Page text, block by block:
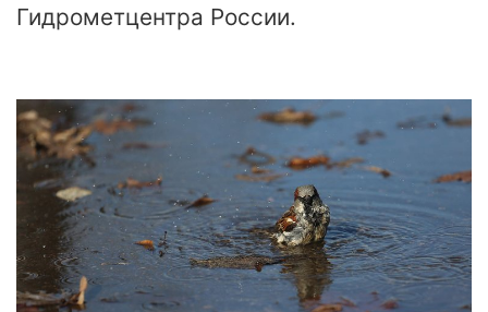
Гидрометцентра России.